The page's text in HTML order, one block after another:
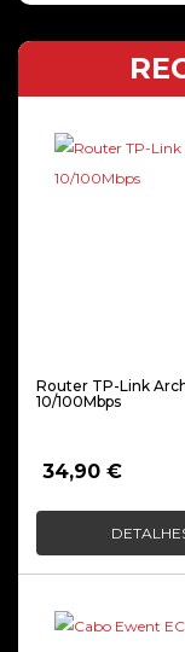
Router TP-Link
10/100Mbps
34,90 €